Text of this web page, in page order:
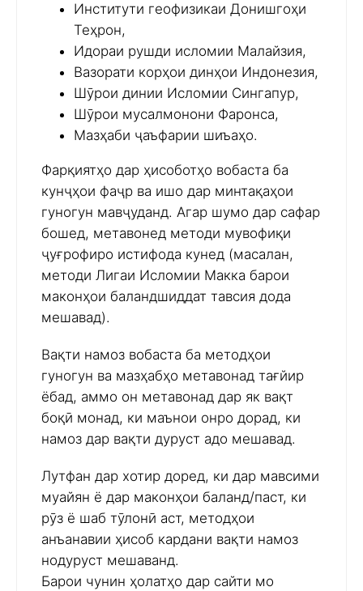
Институти геофизикаи Донишгоҳи
Теҳрон,
Идораи рушди исломии Малайзия,
Вазорати корҳои динҳои Индонезия,
Шӯрои динии Исломии Сингапур,
Шӯрои мусалмонони Фаронса,
Мазҳаби ҷаъфарии шиъаҳо.
Фарқиятҳо дар ҳисоботҳо вобаста ба
кунҷҳои фаҷр ва ишо дар минтақаҳои
гуногун мавҷуданд. Агар шумо дар сафар
бошед, метавонед методи мувофиқи
ҷуғрофиро истифода кунед (масалан,
методи Лигаи Исломии Макка барои
маконҳои баландшиддат тавсия дода
мешавад).
Вақти намоз вобаста ба методҳои
гуногун ва мазҳабҳо метавонад тағйир
ёбад, аммо он метавонад дар як вақт
боқӣ монад, ки маънои онро дорад, ки
намоз дар вақти дуруст адо мешавад.
Лутфан дар хотир доред, ки дар мавсими
муайян ё дар маконҳои баланд/паст, ки
рӯз ё шаб тӯлонӣ аст, методҳои
анъанавии ҳисоб кардани вақти намоз
нодуруст мешаванд.
Барои чунин ҳолатҳо дар сайти мо